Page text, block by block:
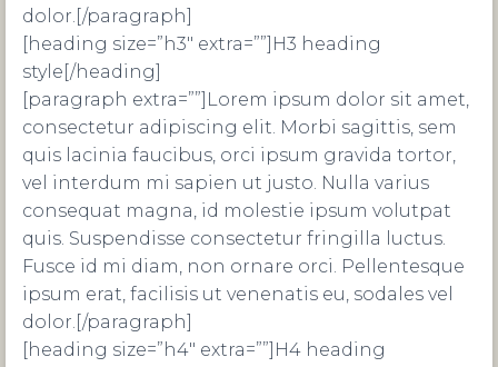
dolor.[/paragraph]
[heading size=”h3″ extra=””]H3 heading
style[/heading]
[paragraph extra=””]Lorem ipsum dolor sit amet,
consectetur adipiscing elit. Morbi sagittis, sem
quis lacinia faucibus, orci ipsum gravida tortor,
vel interdum mi sapien ut justo. Nulla varius
consequat magna, id molestie ipsum volutpat
quis. Suspendisse consectetur fringilla luctus.
Fusce id mi diam, non ornare orci. Pellentesque
ipsum erat, facilisis ut venenatis eu, sodales vel
dolor.[/paragraph]
[heading size=”h4″ extra=””]H4 heading